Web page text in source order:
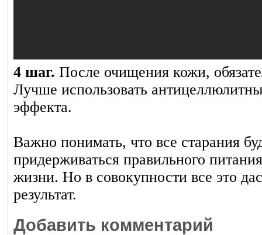
4 шаг. После очищения кожи,
Лучше использовать
эффекта.
Важно понимать, что все старания
придерживаться правильного
жизни. Но в совокупности все это
результат.
Добавить комментарий